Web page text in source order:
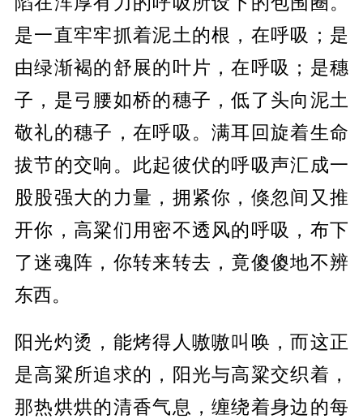
是一直牢牢抓着泥土的根，在呼吸；是
由绿渐褐的舒展的叶片，在呼吸；是穗
子，是弓腰如桥的穗子，低了头向泥土
敬礼的穗子，在呼吸。满耳回旋着生命
拔节的交响。此起彼伏的呼吸声汇成一
股股强大的力量，拥紧你，倏忽间又推
开你，高粱们用密不透风的呼吸，布下
了迷魂阵，你转来转去，竟傻傻地不辨
东西。
阳光灼烫，能烤得人嗷嗷叫唤，而这正
是高粱所追求的，阳光与高粱交织着，
那热烘烘的清香气息，缠绕着身边的每